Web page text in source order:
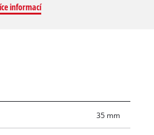
z tvrdokovu přitom dosahuje
upínacího zařízení. Vak na sběr
a pro snadnou,
přepravní zabezpečení.
informací
35 mm